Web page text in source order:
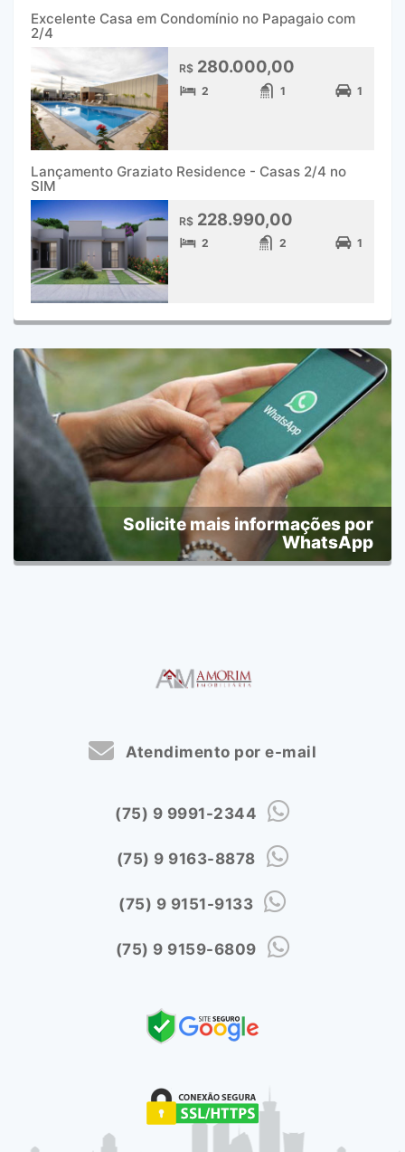
Excelente Casa em Condomínio no Papagaio com
2/4
R$ 280.000,00
2 1 1
Lançamento Graziato Residence - Casas 2/4 no
SIM
R$ 228.990,00
2 2 1
Solicite mais informações por
WhatsApp
Atendimento por e-mail
(75) 9 9991-2344
(75) 9 9163-8878
(75) 9 9151-9133
(75) 9 9159-6809